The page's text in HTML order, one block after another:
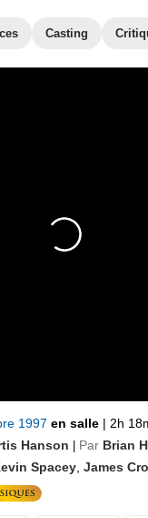
Casting
1997 en salle | 2h
Hanson | Par Brian
Spacey James